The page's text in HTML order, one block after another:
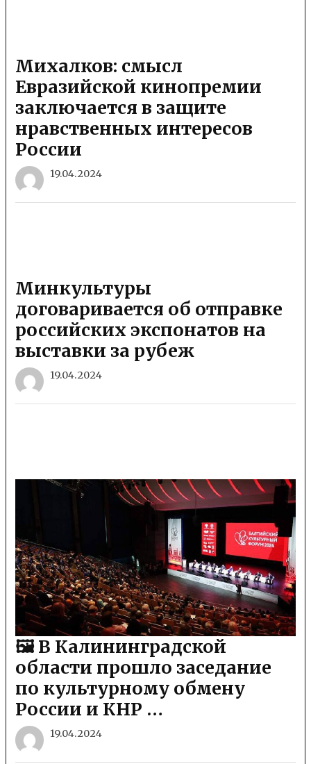
Михалков: смысл
Евразийской кинопремии
заключается в защите
нравственных интересов
России
19.04.2024
Минкультуры
договаривается об отправке
российских экспонатов на
выставки за рубеж
19.04.2024
🖼 В Калининградской
области прошло заседание
по культурному обмену
России и КНР …
19.04.2024